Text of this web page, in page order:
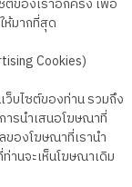
ห้มากที่สุด
Cookies)
ว็บไซต์ของท่าน รวมถึง
ารนำเสนอโฆษณาที่
ของโฆษณาที่เรานำ
นจะเห็นโฆษณาเดิม